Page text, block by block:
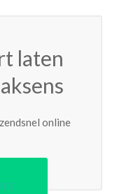
laten
online